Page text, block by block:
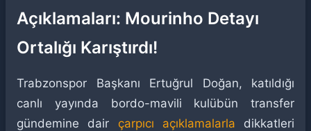
Açıklamaları: Mourinho Detayı
Ortalığı Karıştırdı!
Trabzonspor Başkanı Ertuğrul Doğan, katıldığı
canlı yayında bordo-mavili kulübün transfer
gündemine dair çarpıcı açıklamalarla dikkatleri